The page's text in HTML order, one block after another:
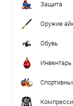
Защита
Оружие
Обувь
Инвентарь